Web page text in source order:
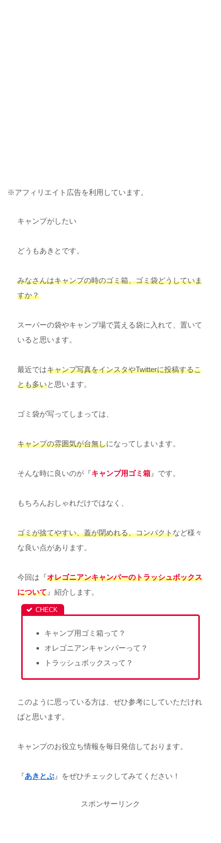
※アフィリエイト広告を利用しています。
キャンプがしたい
どうもあきとです。
みなさんはキャンプの時のゴミ箱、ゴミ袋どうしていま
すか？
スーパーの袋やキャンプ場で貰える袋に入れて、置いて
いると思います。
最近ではキャンプ写真をインスタやTwitterに投稿するこ
とも多いと思います。
ゴミ袋が写ってしまっては、
キャンプの雰囲気が台無しになってしまいます。
そんな時に良いのが『キャンプ用ゴミ箱 』です。
もちろんおしゃれだけではなく、
ゴミが捨てやすい、蓋が閉めれる、コンパクトなど様々
な良い点があります。
今回は『オレゴニアンキャンパーのトラッシュボックス
について 』紹介します。
キャンプ用ゴミ箱って？
オレゴニアンキャンパーって？
トラッシュボックスって？
このように思っている方は、ぜひ参考にしていただけれ
ばと思います。
キャンプのお役立ち情報を毎日発信しております。
『あきとぶ 』をぜひチェックしてみてください！
スポンサーリンク